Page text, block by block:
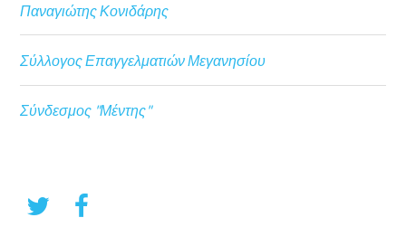
Παναγιώτης Κονιδάρης
Σύλλογος Επαγγελματιών Μεγανησίου
Σύνδεσμος "Μέντης"